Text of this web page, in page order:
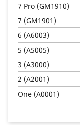
7 Pro (GM1910)
7 (GM1901)
6 (A6003)
5 (A5005)
3 (A3000)
2 (A2001)
One (A0001)